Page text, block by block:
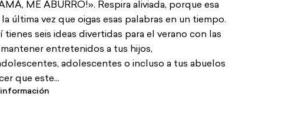
ME ABURRO!». Respira aliviada, porque esa
la última vez que oigas esas palabras en un tiempo.
tienes seis ideas divertidas para el verano con las
entretenidos a tus hijos,
adolescentes o incluso a tus abuelos
que este...
información